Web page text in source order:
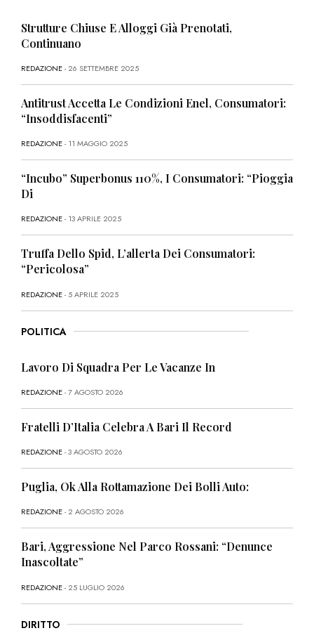
Strutture Chiuse E Alloggi Già Prenotati,
Continuano
REDAZIONE- 26 SETTEMBRE 2025
Antitrust Accetta Le Condizioni Enel, Consumatori:
“Insoddisfacenti”
REDAZIONE- 11 MAGGIO 2025
“Incubo” Superbonus 110%, I Consumatori: “Pioggia
Di
REDAZIONE- 13 APRILE 2025
Truffa Dello Spid, L’allerta Dei Consumatori:
“Pericolosa”
REDAZIONE- 5 APRILE 2025
POLITICA
Lavoro Di Squadra Per Le Vacanze In
REDAZIONE- 7 AGOSTO 2026
Fratelli D’Italia Celebra A Bari Il Record
REDAZIONE- 3 AGOSTO 2026
Puglia, Ok Alla Rottamazione Dei Bolli Auto:
REDAZIONE- 2 AGOSTO 2026
Bari, Aggressione Nel Parco Rossani: “Denunce
Inascoltate”
REDAZIONE- 25 LUGLIO 2026
DIRITTO